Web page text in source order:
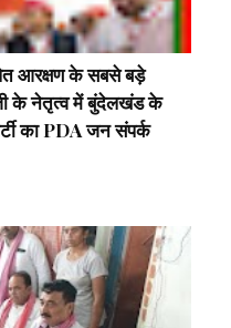
आरक्षण के सबसे बड़े
जी के नेतृत्व में बुंदेलखंड के
का PDA जन संपर्क